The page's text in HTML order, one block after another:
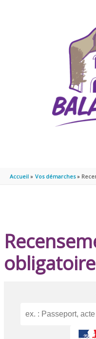
Accueil Vos démarches
obligatoire